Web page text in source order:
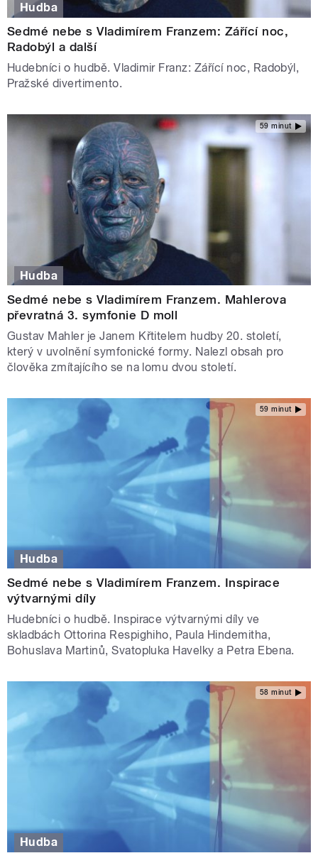
Hudba
Sedmé nebe s Vladimírem Franzem: Zářící noc,
Radobýl a další
Hudebníci o hudbě. Vladimir Franz: Zářící noc, Radobýl,
Pražské divertimento.
59 minut
Hudba
Sedmé nebe s Vladimírem Franzem. Mahlerova
převratná 3. symfonie D moll
Gustav Mahler je Janem Křtitelem hudby 20. století,
který v uvolnění symfonické formy. Nalezl obsah pro
člověka zmítajícího se na lomu dvou století.
59 minut
Hudba
Sedmé nebe s Vladimírem Franzem. Inspirace
výtvarnými díly
Hudebníci o hudbě. Inspirace výtvarnými díly ve
skladbách Ottorina Respighiho, Paula Hindemitha,
Bohuslava Martinů, Svatopluka Havelky a Petra Ebena.
58 minut
Hudba